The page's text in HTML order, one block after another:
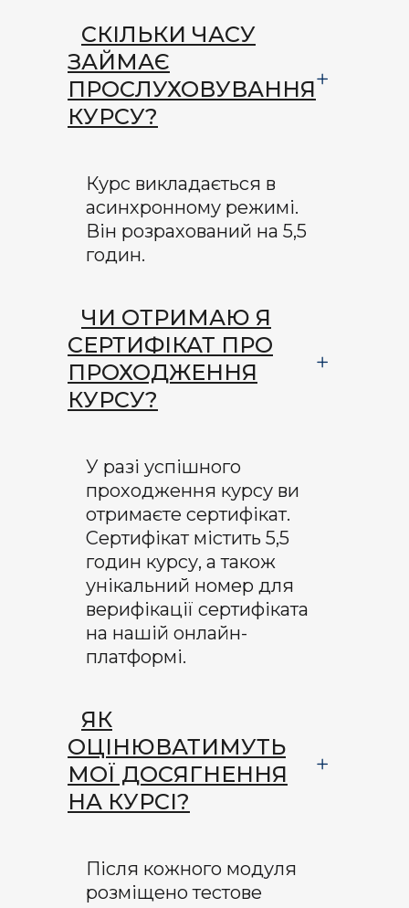
СКІЛЬКИ ЧАСУ
ЗАЙМАЄ
ПРОСЛУХОВУВАННЯ
КУРСУ?
Курс викладається в
асинхронному режимі.
Він розрахований на 5,5
годин.
ЧИ ОТРИМАЮ Я
СЕРТИФІКАТ ПРО
ПРОХОДЖЕННЯ
КУРСУ?
У разі успішного
проходження курсу ви
отримаєте сертифікат.
Сертифікат містить 5,5
годин курсу, а також
унікальний номер для
верифікації сертифіката
на нашій онлайн-
платформі.
ЯК
ОЦІНЮВАТИМУТЬ
МОЇ ДОСЯГНЕННЯ
НА КУРСІ?
Після кожного модуля
розміщено тестове